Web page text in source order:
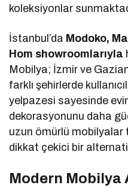
koleksiyonlar
İstanbul’da Modoko,
Hom showroomlarıyla
Mobilya; İzmir ve
farklı şehirlerde
yelpazesi sayesinde
dekorasyonunu daha
uzun ömürlü mobilyalar
dikkat çekici bir
Modern Mobilya